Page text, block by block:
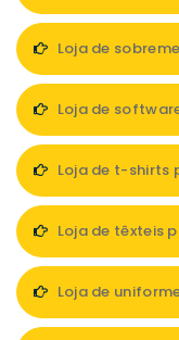
Loja de
Loja de
Loja de t-shirts
Loja de têxteis
Loja de